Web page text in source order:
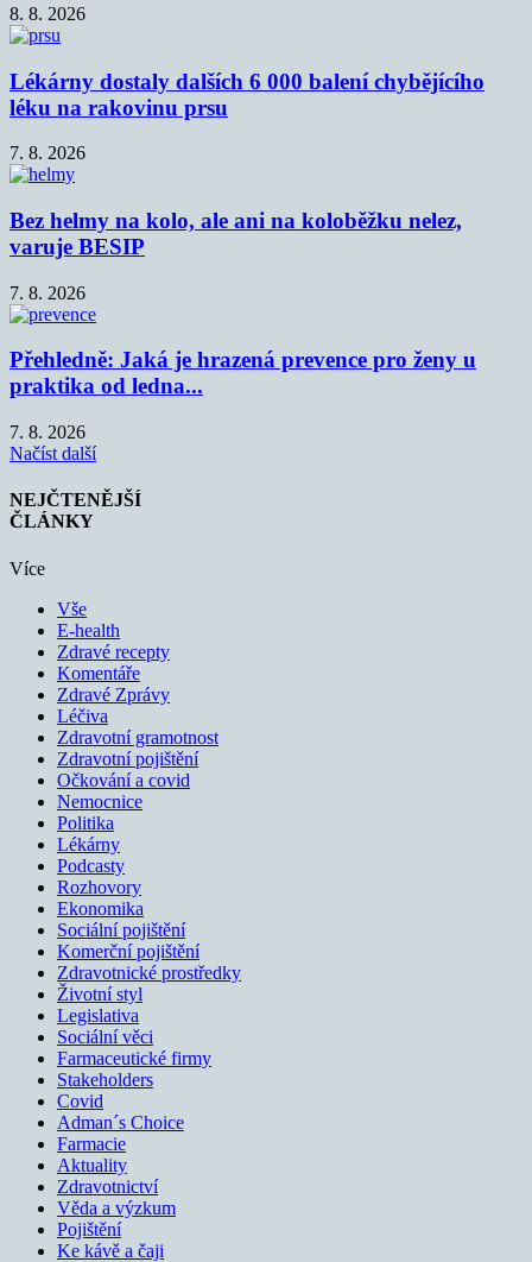
8. 8. 2026
Lékárny dostaly dalších 6 000 balení chybějícího
léku na rakovinu prsu
7. 8. 2026
Bez helmy na kolo, ale ani na koloběžku nelez,
varuje BESIP
7. 8. 2026
Přehledně: Jaká je hrazená prevence pro ženy u
praktika od ledna...
7. 8. 2026
Načíst další
NEJČTENĚJŠÍ
ČLÁNKY
Více
Vše
E-health
Zdravé recepty
Komentáře
Zdravé Zprávy
Léčiva
Zdravotní gramotnost
Zdravotní pojištění
Očkování a covid
Nemocnice
Politika
Lékárny
Podcasty
Rozhovory
Ekonomika
Sociální pojištění
Komerční pojištění
Zdravotnické prostředky
Životní styl
Legislativa
Sociální věci
Farmaceutické firmy
Stakeholders
Covid
Adman´s Choice
Farmacie
Aktuality
Zdravotnictví
Věda a výzkum
Pojištění
Ke kávě a čaji